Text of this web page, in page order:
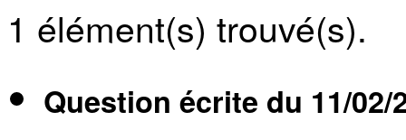
1 élément(s) trouvé(s).
Question écrite du 11/02/